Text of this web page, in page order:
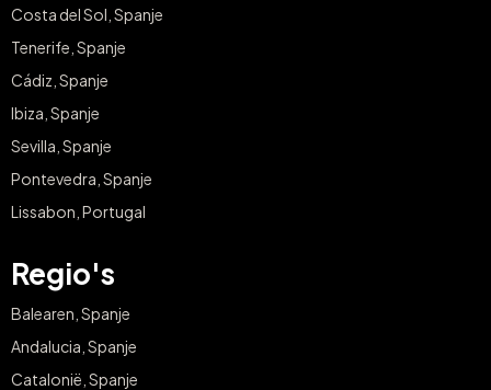
Costa del Sol, Spanje
Tenerife, Spanje
Cádiz, Spanje
Ibiza, Spanje
Sevilla, Spanje
Pontevedra, Spanje
Lissabon, Portugal
Regio's
Balearen, Spanje
Andalucia, Spanje
Catalonië, Spanje